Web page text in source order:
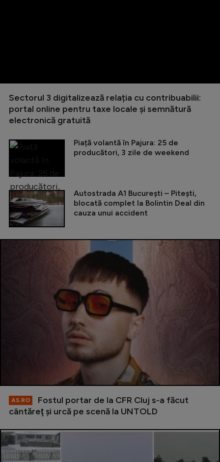
Sectorul 3 digitalizează relația cu contribuabilii:
portal online pentru taxe locale și semnătură
electronică gratuită
Piață volantă în Pajura: 25 de
producători, 3 zile de weekend
Autostrada A1 București – Pitești,
blocată complet la Bolintin Deal din
cauza unui accident
AS.RO
Fostul portar de la CFR Cluj s-a făcut
cântăreţ şi urcă pe scenă la UNTOLD